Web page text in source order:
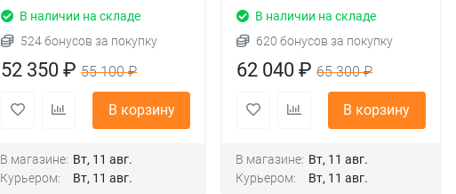
В наличии на складе
524 бонусов за покупку
52 350 ₽55 100 ₽
В корзину
В магазине: Вт, 11 авг.
Курьером:
Вт, 11 авг.
В наличии на складе
620 бонусов за покупку
62 040 ₽65 300 ₽
В корзину
В магазине: Вт, 11 авг.
Курьером:
Вт, 11 авг.